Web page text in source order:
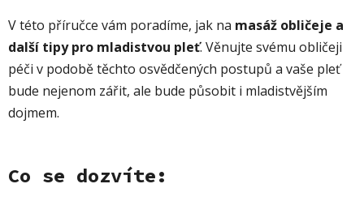
V této příručce vám poradíme, jak na masáž obličeje a
další tipy pro mladistvou pleť. Věnujte svému obličeji
péči v podobě těchto osvědčených postupů a vaše pleť
bude nejenom zářit, ale bude působit i mladistvějším
dojmem.
Co se dozvíte: